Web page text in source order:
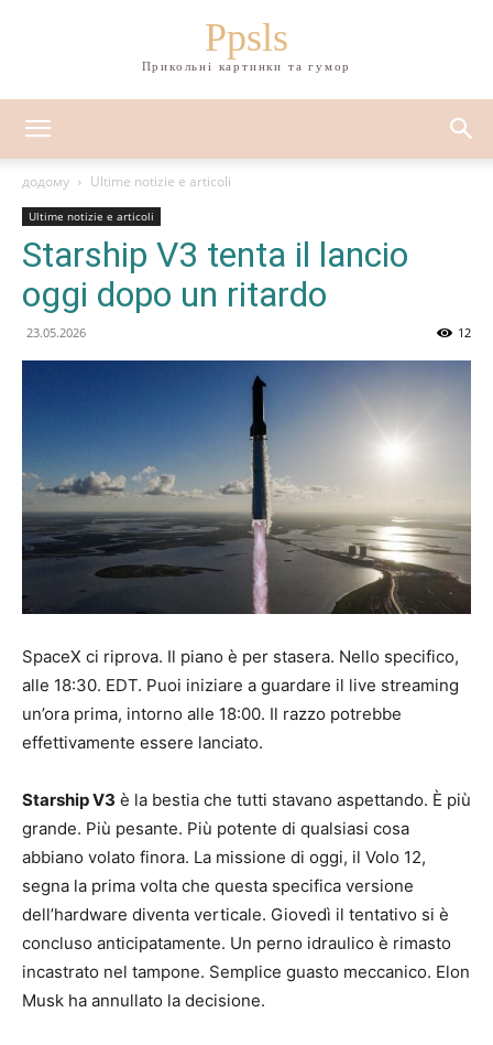
Ppsls
Прикольні картинки та гумор
додому Ultime notizie e articoli
Ultime notizie e articoli
Starship V3 tenta il lancio
oggi dopo un ritardo
23.05.2026 12
SpaceX ci riprova. Il piano è per stasera. Nello specifico,
alle 18:30. EDT. Puoi iniziare a guardare il live streaming
un’ora prima, intorno alle 18:00. Il razzo potrebbe
effettivamente essere lanciato.
Starship V3 è la bestia che tutti stavano aspettando. È più
grande. Più pesante. Più potente di qualsiasi cosa
abbiano volato finora. La missione di oggi, il Volo 12,
segna la prima volta che questa specifica versione
dell’hardware diventa verticale. Giovedì il tentativo si è
concluso anticipatamente. Un perno idraulico è rimasto
incastrato nel tampone. Semplice guasto meccanico. Elon
Musk ha annullato la decisione.